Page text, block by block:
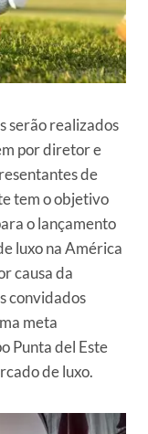
serão realizados
por diretor e
de
tem o objetivo
o lançamento
luxo na América
causa da
convidados
meta
Punta del Este
de luxo.